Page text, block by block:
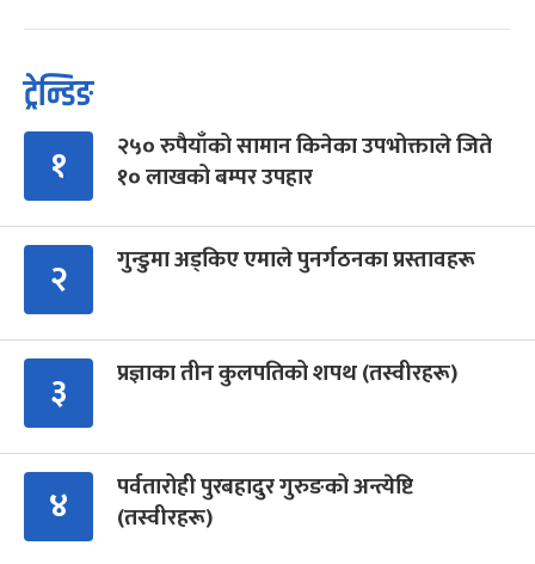
ट्रेन्डिङ
१
२५० रुपैयाँको सामान किनेका उपभोक्ताले जिते
१० लाखको बम्पर उपहार
२ गुन्डुमा अड्किए एमाले पुनर्गठनका प्रस्तावहरू
३ प्रज्ञाका तीन कुलपतिको शपथ (तस्वीरहरू)
४
पर्वतारोही पुरबहादुर गुरुङको अन्त्येष्टि
(तस्वीरहरू)